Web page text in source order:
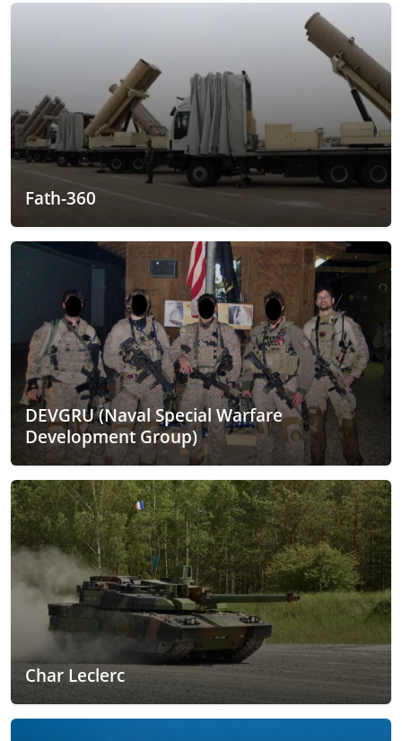
Fath-360
DEVGRU (Naval Special Warfare
Development Group)
Char Leclerc